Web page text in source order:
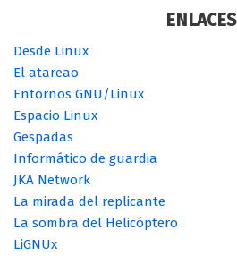
ENLACES
Desde Linux
El atareao
Entornos GNU/Linux
Espacio Linux
Gespadas
Informático de guardia
JKA Network
La mirada del replicante
La sombra del Helicóptero
LiGNUx